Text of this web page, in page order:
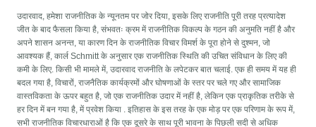
उदारवाद, हमेशा राजनीतिक के न्यूनतम पर जोर दिया, इसके लिए राजनीति पूरी तरह प्रत्यादेश
जीत के बाद फैसला किया है, संभवतः क्रम में राजनीतिक विकल्प के गठन की अनुमति नहीं है और
अपने शासन अनन्त, या कारण दिन के राजनीतिक विचार विमर्श के पूरा होने से दुश्मन, जो
आवश्यक हैं, कार्ल Schmitt के अनुसार एक राजनीतिक स्थिति की उचित संविधान के लिए की
कमी के लिए. किसी भी मामले में, उदारवाद राजनीति के लपेटकर बात चलाई. एक ही समय में यह ही
बदल गया है, विचारों, राजनैतिक कार्यक्रमों और घोषणाओं के स्तर पर चले गए और सामाजिक
वास्तविकता के ऊपर बहुत है, जो एक राजनीतिक उदार में नहीं है, लेकिन एक प्राकृतिक तरीके से
हर दिन में बन गया है, में प्रवेश किया . इतिहास के इस तरह के एक मोड़ पर एक परिणाम के रूप में,
सभी राजनीतिक विचारधाराओं है कि एक दूसरे के साथ पूरी भावना के पिछली सदी से अधिक